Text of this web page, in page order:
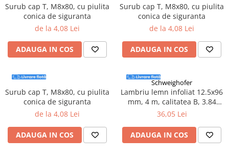
Dibluri
Dibluri cu surub
Dibluri cui percutie
Dibluri cu carlig
Dibluri pentru gips-carton
Dibluri pentru lemn
Dibluri pentru termoizolatii
Dibluri rosii SFX
Suruburi
Suruburi pentru gips-carton
Suruburi pentru lemn
Surub cap T, M8x80, cu piulita
conica de siguranta
de la 4,08 Lei
ADAUGA IN COS
Surub cap T, M8x80, cu piulita
conica de siguranta
de la 4,08 Lei
ADAUGA IN COS
Surub cap T, M8x80, cu piulita
conica de siguranta
de la 4,08 Lei
ADAUGA IN COS
Schweighofer
Lambriu lemn infoliat 12.5x96
mm, 4 m, calitatea B, 3.84
mp/pachet, Schweighofer
36,05 Lei
ADAUGA IN COS